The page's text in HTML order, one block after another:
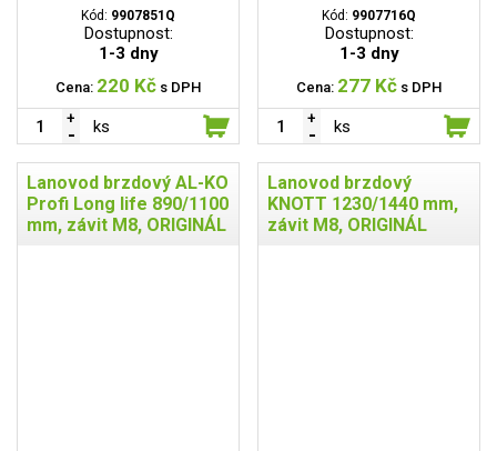
Kód: 9907851Q
Dostupnost:
1-3 dny
Cena: 220 Kč s DPH
ks
Kód: 9907716Q
Dostupnost:
1-3 dny
Cena: 277 Kč s DPH
ks
Lanovod brzdový AL-KO
Profi Long life 890/1100
mm, závit M8, ORIGINÁL
Lanovod brzdový
KNOTT 1230/1440 mm,
závit M8, ORIGINÁL